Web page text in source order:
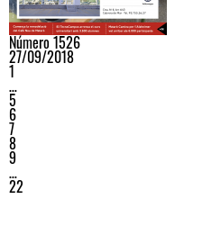
Número 1526
27/09/2018
1
…
5
6
7
8
9
…
22